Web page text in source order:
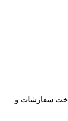
ساخت سفارشات و